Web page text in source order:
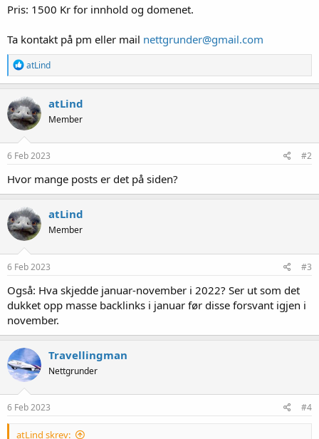
Pris: 1500 Kr for innhold og domenet.
Ta kontakt på pm eller mail nettgrunder@gmail.com
R
e
a
k
s
j
o
n
e
:
atLind
atLind
Member
6 Feb 2023 #2
Hvor mange posts er det på siden?
atLind
Member
6 Feb 2023 #3
Også: Hva skjedde januar-november i 2022? Ser ut som det
dukket opp masse backlinks i januar før disse forsvant igjen i
november.
Travellingman
Nettgrunder
6 Feb 2023 #4
atLind skrev: